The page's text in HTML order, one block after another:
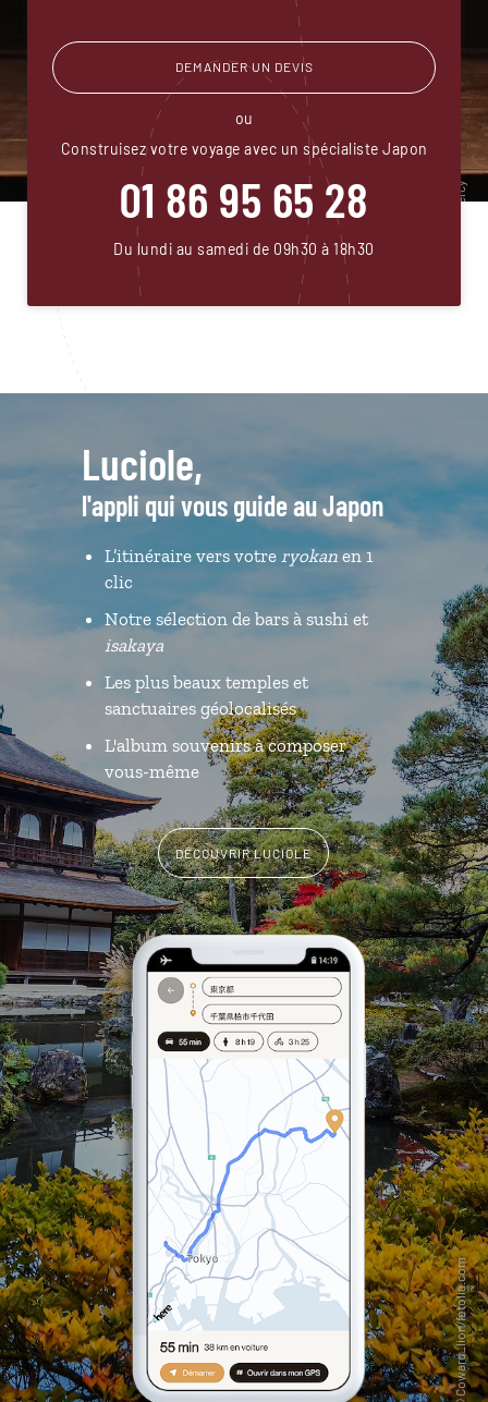
DEMANDER UN DEVIS
ou
Construisez votre voyage avec un spécialiste Japon
01 86 95 65 28
Du lundi au samedi de 09h30 à 18h30
Luciole,
l'appli qui vous guide au Japon
L’itinéraire vers votre ryokanen 1
clic
Notre sélection de bars à sushi et
isakaya
Les plus beaux temples et
sanctuaires géolocalisés
L'album souvenirs à composer
vous-même
DÉCOUVRIR LUCIOLE